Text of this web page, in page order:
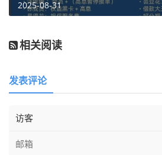
2025-08-31
相关阅读
发表评论